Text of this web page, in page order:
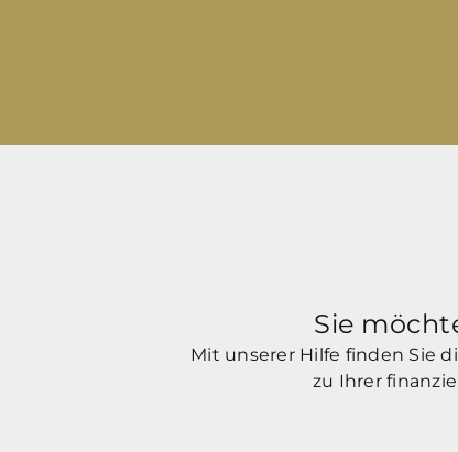
Sie
Mit unserer Hilfe finden Sie
zu Ihrer